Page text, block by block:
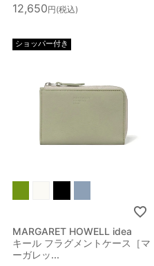
12,650 税込
ショッパー付き
MARGARET HOWELL idea
キール フラグメントケース［マ
ーガレッ...